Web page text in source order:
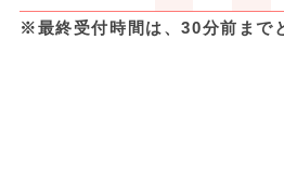
※最終受付時間は、30分前まで